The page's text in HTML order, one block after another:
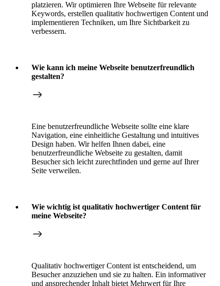
platzieren. Wir optimieren Ihre Webseite für relevante
Keywords, erstellen qualitativ hochwertigen Content und
implementieren Techniken, um Ihre Sichtbarkeit zu
verbessern.
Wie kann ich meine Webseite benutzerfreundlich
gestalten?
Eine benutzerfreundliche Webseite sollte eine klare
Navigation, eine einheitliche Gestaltung und intuitives
Design haben. Wir helfen Ihnen dabei, eine
benutzerfreundliche Webseite zu gestalten, damit
Besucher sich leicht zurechtfinden und gerne auf Ihrer
Seite verweilen.
Wie wichtig ist qualitativ hochwertiger Content für
meine Webseite?
Qualitativ hochwertiger Content ist entscheidend, um
Besucher anzuziehen und sie zu halten. Ein informativer
und ansprechender Inhalt bietet Mehrwert für Ihre